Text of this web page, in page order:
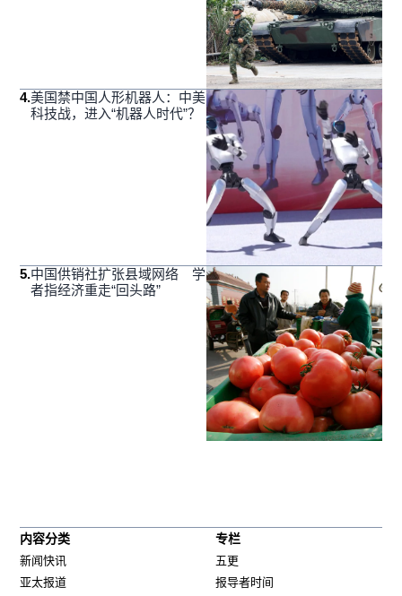
4.美国禁中国人形机器人：中美
科技战，进入“机器人时代”？
5.中国供销社扩张县域网络 学
者指经济重走“回头路”
内容分类
新闻快讯
亚太报道
专栏
五更
报导者时间